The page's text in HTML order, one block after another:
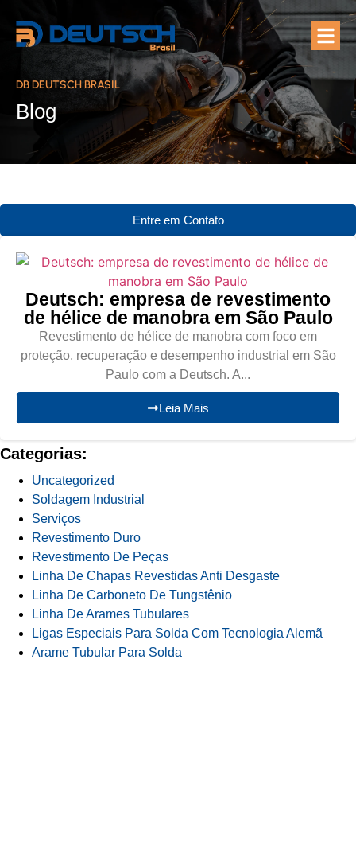
DB DEUTSCH BRASIL
Blog
Entre em Contato
Deutsch: empresa de revestimento
de hélice de manobra em São Paulo
Revestimento de hélice de manobra com foco em
proteção, recuperação e desempenho industrial em São
Paulo com a Deutsch. A...
Leia Mais
Categorias:
Uncategorized
Soldagem Industrial
Serviços
Revestimento Duro
Revestimento De Peças
Linha De Chapas Revestidas Anti Desgaste
Linha De Carboneto De Tungstênio
Linha De Arames Tubulares
Ligas Especiais Para Solda Com Tecnologia Alemã
Arame Tubular Para Solda